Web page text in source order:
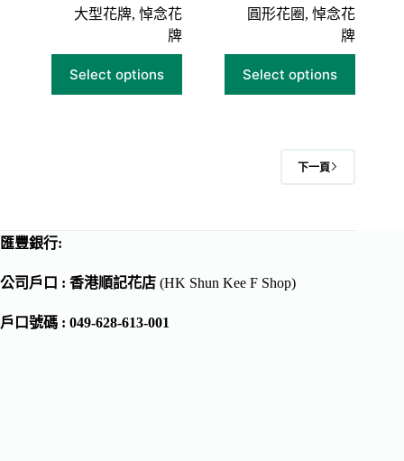
大型花牌, 悼念花
牌
Select options
圓形花圈 ,悼念花
牌
Select options
下一頁
匯豐銀行:
公司戶口 : 香港順記花店 (HK Shun Kee F Shop)
戶口號碼 : 049-628-613-001